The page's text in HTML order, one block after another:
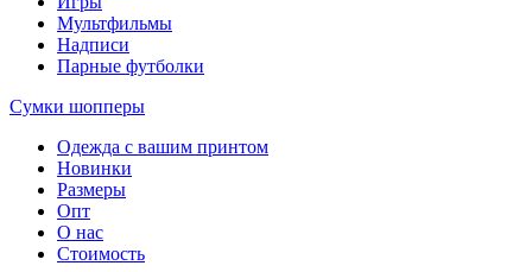
Мультфильмы
Надписи
Парные футболки
Сумки шопперы
Одежда с вашим принтом
Новинки
Размеры
Опт
О нас
Стоимость